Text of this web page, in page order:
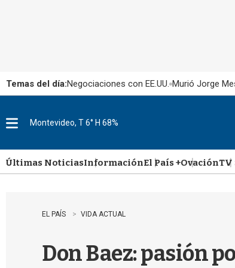
Temas del día:Negociaciones con EE.UU. Murió Jorge
u
Montevideo, T 6° H 68%
Últimas NoticiasInformaciónEl País +OvaciónTV
EL PAÍS VIDA ACTUAL
Don Baez: pasión